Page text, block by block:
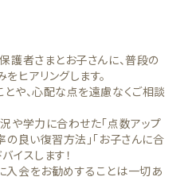
護者さまとお子さんに、普段の
ヒアリングします。
や、心配な点を遠慮なくご相談
や学力に合わせた「点数アップ
の良い復習方法」「お子さんに合
イスします！
入会をお勧めすることは一切あ